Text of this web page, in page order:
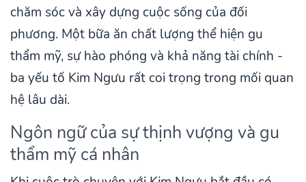
chăm sóc và xây dựng cuộc sống của đối
phương. Một bữa ăn chất lượng thể hiện gu
thẩm mỹ, sự hào phóng và khả năng tài chính -
ba yếu tố Kim Ngưu rất coi trọng trong mối quan
hệ lâu dài.
Ngôn ngữ của sự thịnh vượng và gu
thẩm mỹ cá nhân